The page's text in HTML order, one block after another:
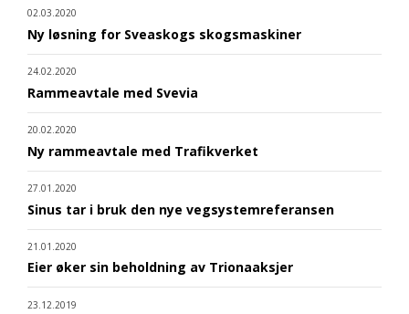
02.03.2020
Ny løsning for Sveaskogs skogsmaskiner
24.02.2020
Rammeavtale med Svevia
20.02.2020
Ny rammeavtale med Trafikverket
27.01.2020
Sinus tar i bruk den nye vegsystemreferansen
21.01.2020
Eier øker sin beholdning av Trionaaksjer
23.12.2019